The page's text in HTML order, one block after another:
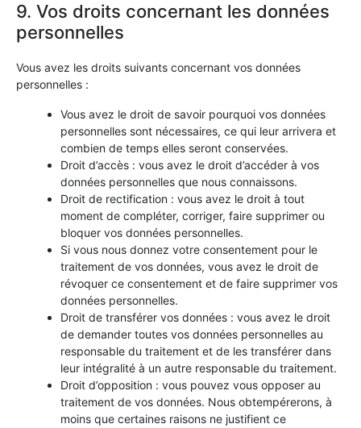
9. Vos droits concernant les données
personnelles
Vous avez les droits suivants concernant vos données
personnelles :
Vous avez le droit de savoir pourquoi vos données
personnelles sont nécessaires, ce qui leur arrivera et
combien de temps elles seront conservées.
Droit d’accès : vous avez le droit d’accéder à vos
données personnelles que nous connaissons.
Droit de rectification : vous avez le droit à tout
moment de compléter, corriger, faire supprimer ou
bloquer vos données personnelles.
Si vous nous donnez votre consentement pour le
traitement de vos données, vous avez le droit de
révoquer ce consentement et de faire supprimer vos
données personnelles.
Droit de transférer vos données : vous avez le droit
de demander toutes vos données personnelles au
responsable du traitement et de les transférer dans
leur intégralité à un autre responsable du traitement.
Droit d’opposition : vous pouvez vous opposer au
traitement de vos données. Nous obtempérerons, à
moins que certaines raisons ne justifient ce